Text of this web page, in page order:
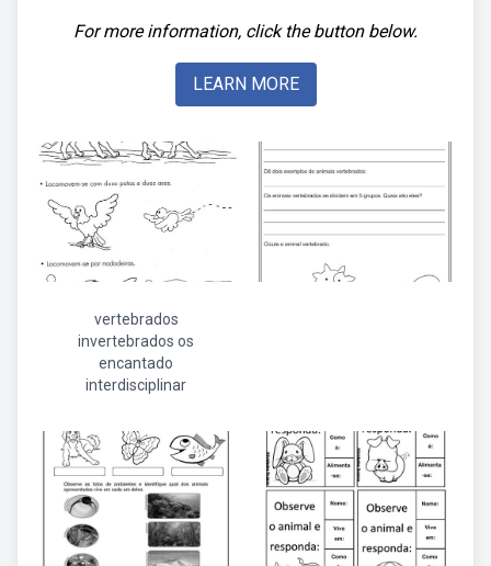
For more information, click the button below.
LEARN MORE
vertebrados
invertebrados os
encantado
interdisciplinar